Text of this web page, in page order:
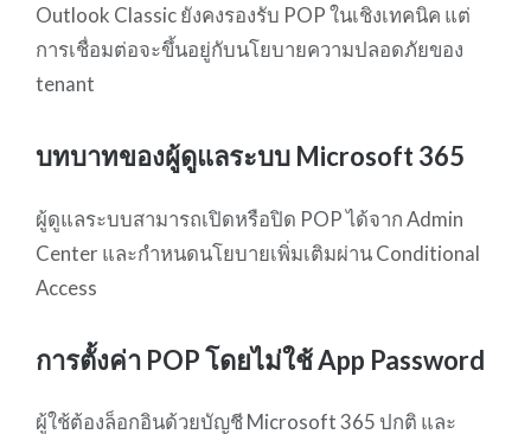
Outlook Classic ยังคงรองรับ POP ในเชิงเทคนิค แต่
การเชื่อมต่อจะขึ้นอยู่กับนโยบายความปลอดภัยของ
tenant
บทบาทของผู้ดูแลระบบ Microsoft 365
ผู้ดูแลระบบสามารถเปิดหรือปิด POP ได้จาก Admin
Center และกำหนดนโยบายเพิ่มเติมผ่าน Conditional
Access
การตั้งค่า POP โดยไม่ใช้ App Password
ผู้ใช้ต้องล็อกอินด้วยบัญชี Microsoft 365 ปกติ และ